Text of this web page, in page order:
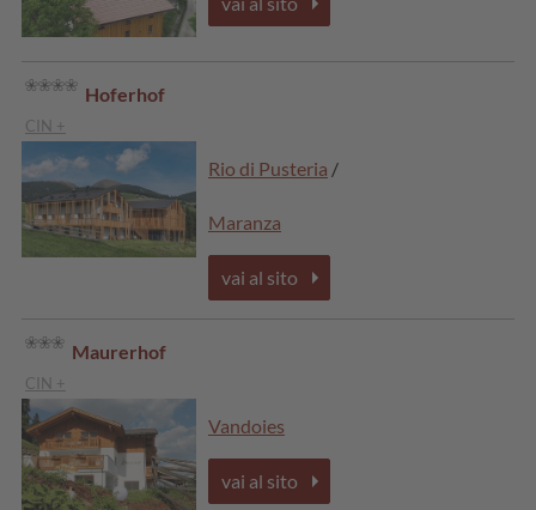
Hoferhof
CIN +
Rio di Pusteria /
Maranza
vai al sito
Maurerhof
CIN +
Vandoies
vai al sito